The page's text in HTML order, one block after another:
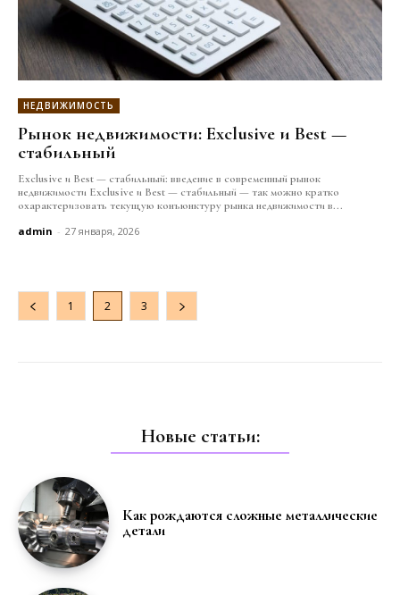
НЕДВИЖИМОСТЬ
Рынок недвижимости: Exclusive и Best —
стабильный
Exclusive и Best — стабильный: введение в современный рынок
недвижимости Exclusive и Best — стабильный — так можно кратко
охарактеризовать текущую конъюнктуру рынка недвижимости в...
admin - 27 января, 2026
1 2 3
Новые статьи:
Как рождаются сложные металлические
детали